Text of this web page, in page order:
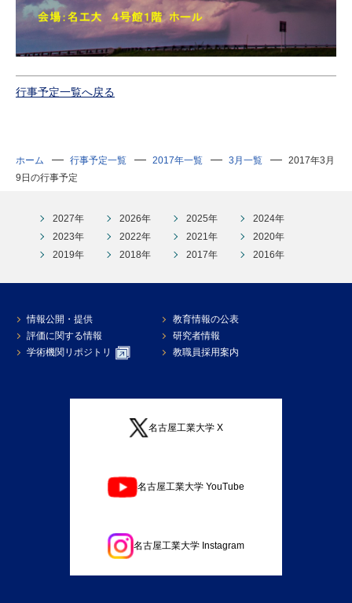
行事予定一覧へ戻る
ホーム 行事予定一覧 2017年一覧 3月一覧
2017年3月
9日の行事予定
2027年 2026年 2025年
2024年
2023年
2022年 2021年
2020年
2019年
2018年 2017年 2016年
情報公開・提供
教育情報の公表
評価に関する情報
研究者情報
学術機関リポジトリ
教職員採用案内
名古屋工業大学 X
名古屋工業大学 YouTube
名古屋工業大学 Instagram